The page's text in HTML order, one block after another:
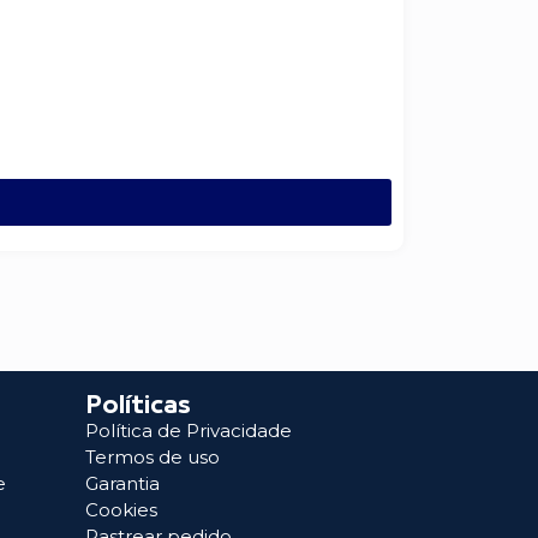
Políticas
Política de Privacidade
Termos de uso
Garantia
Cookies